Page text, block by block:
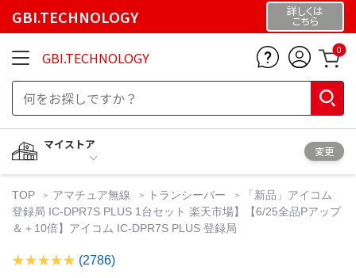
GBI.TECHNOLOGY 詳しくは
こちら
GBI.TECHNOLOGY 0
マイストア
変更
TOP アマチュア無線 トランシーバー
「新品」アイコム
登録局 IC-DPR7S PLUS 1台セット 楽天市場】【6/25全品Pアップ
＆＋10倍】アイコム IC-DPR7S PLUS 登録局
(2786)